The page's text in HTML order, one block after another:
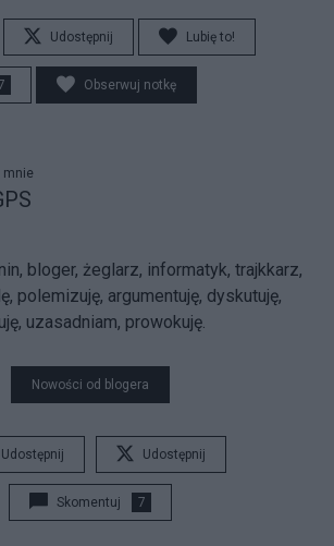
Udostępnij Lubię to!
Obserwuj notkę
mnie
bloger, żeglarz, informatyk, trajkkarz,
polemizuję, argumentuję, dyskutuję,
uzasadniam, prowokuję.
Nowości od blogera
Udostępnij Udostępnij
Skomentuj 7